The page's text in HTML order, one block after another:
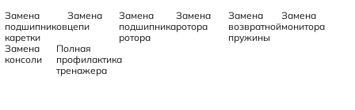
Замена
подшипников
каретки
Замена
цепи
Замена
подшипника
ротора
Замена
ротора
Замена
возвратной
пружины
Замена
монитора
Замена
консоли
Полная
профилактика
тренажера